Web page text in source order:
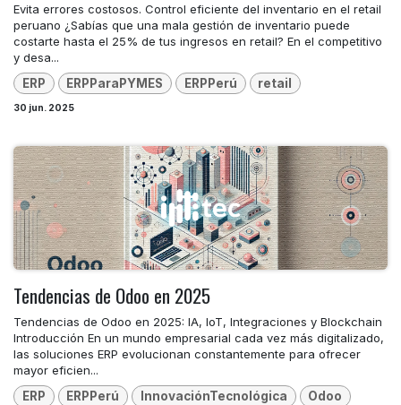
Evita errores costosos. Control eficiente del inventario en el retail
peruano ¿Sabías que una mala gestión de inventario puede
costarte hasta el 25% de tus ingresos en retail? En el competitivo
y desa...
ERP
ERPParaPYMES ERPPerú retail
30 jun. 2025
Tendencias de Odoo en 2025
Tendencias de Odoo en 2025: IA, IoT, Integraciones y Blockchain
Introducción En un mundo empresarial cada vez más digitalizado,
las soluciones ERP evolucionan constantemente para ofrecer
mayor eficien...
ERP
ERPPerú InnovaciónTecnológica Odoo